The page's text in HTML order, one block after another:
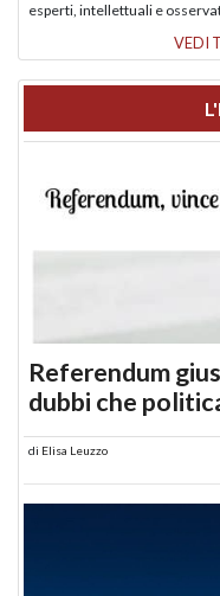
esperti, intellettuali e
VEDI
Referendum
dubbi che
di Elisa Leuzzo